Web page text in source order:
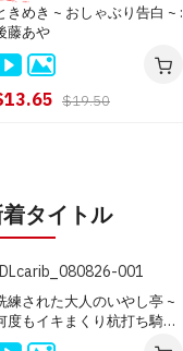
きめき ~ おしゃぶり告白 ~ :
藤あや
$19.50
タイトル
練された大人のいやし亭 ~
度もイキまくり杭打ち騎乗
ピストン~ : 白咲雪乃